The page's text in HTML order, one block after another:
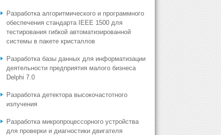
Разработка алгоритмического и программного
обеспечения стандарта IEEE 1500 для
тестирования гибкой автоматизированной
системы в пакете кристаллов
Разработка базы данных для информатизации
деятельности предприятия малого бизнеса
Delphi 7.0
Разработка детектора высокочастотного
излучения
Разработка микропроцессорного устройства
для проверки и диагностики двигателя